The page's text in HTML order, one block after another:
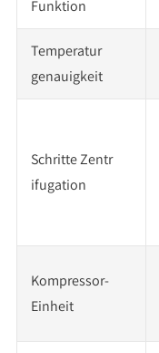
Funktion
Temperatur
genauigkeit
Schritte Zentr
ifugation
Kompressor-
Einheit